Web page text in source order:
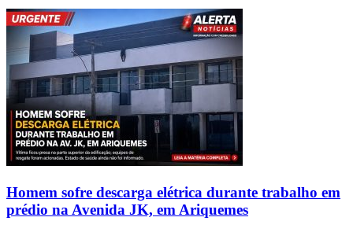
Homem sofre descarga elétrica durante trabalho em
prédio na Avenida JK, em Ariquemes